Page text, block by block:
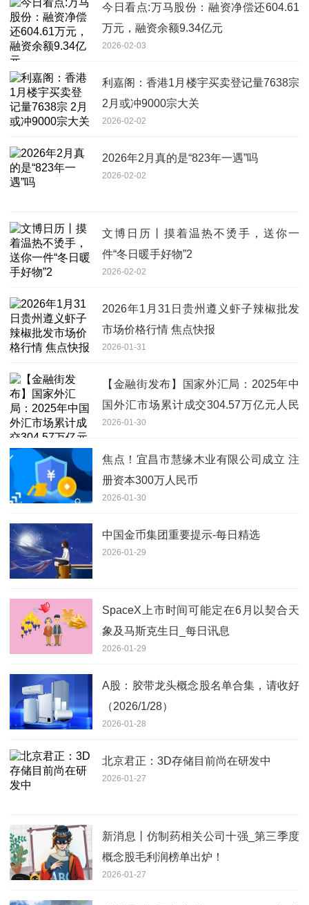
今日看点:万马股份：融资净偿还604.61
万元，融资余额9.34亿元
2026-02-03
利嘉阁：香港1月楼宇买卖登记量7638宗
2月或冲9000宗大关
2026-02-02
2026年2月真的是“823年一遇”吗
2026-02-02
文博日历丨摸着温热不烫手，送你一
件“冬日暖手好物”2
2026-02-02
2026年1月31日贵州遵义虾子辣椒批发
市场价格行情 焦点快报
2026-01-31
【金融街发布】国家外汇局：2025年中
国外汇市场累计成交304.57万亿元人民
币
2026-01-30
焦点！宜昌市慧缘木业有限公司成立 注
册资本300万人民币
2026-01-30
中国金币集团重要提示-每日精选
2026-01-29
SpaceX上市时间可能定在6月以契合天
象及马斯克生日_每日讯息
2026-01-29
A股：胶带龙头概念股名单合集，请收好
（2026/1/28）
2026-01-28
北京君正：3D存储目前尚在研发中
2026-01-27
新消息丨仿制药相关公司十强_第三季度
概念股毛利润榜单出炉！
2026-01-27